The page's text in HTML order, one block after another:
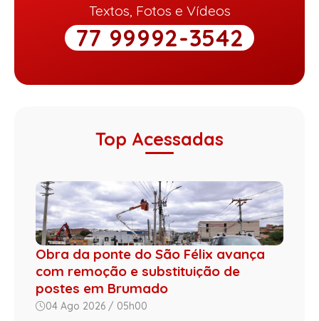
Textos, Fotos e Vídeos
77 99992-3542
Top Acessadas
Obra da ponte do São Félix avança
com remoção e substituição de
postes em Brumado
04 Ago 2026 / 05h00